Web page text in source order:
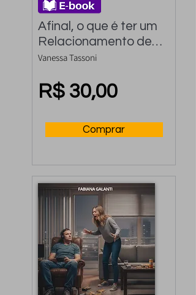
Afinal, o que é ter um
Relacionamento de
Verdade?:
e mantenha a
conexão que vale a
Vanessa Tassoni
R$ 30,00
Comprar